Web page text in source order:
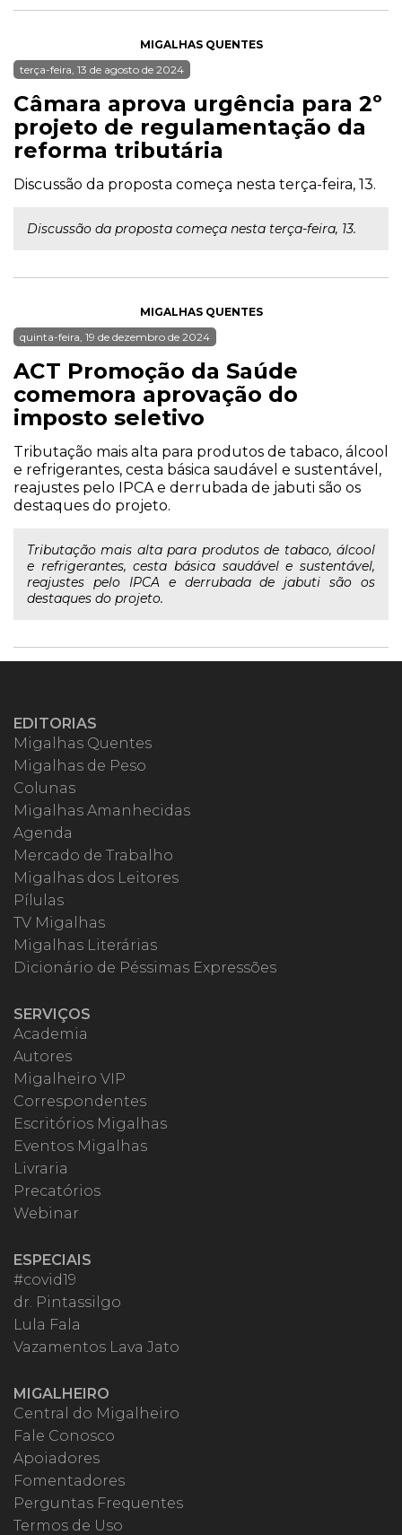
MIGALHAS QUENTES
terça-feira, 13 de agosto de 2024
Câmara aprova urgência para 2º
projeto de regulamentação da
reforma tributária
Discussão da proposta começa nesta terça-feira, 13.
Discussão da proposta começa nesta terça-feira, 13.
MIGALHAS QUENTES
quinta-feira, 19 de dezembro de 2024
ACT Promoção da Saúde
comemora aprovação do
imposto seletivo
Tributação mais alta para produtos de tabaco, álcool
e refrigerantes, cesta básica saudável e sustentável,
reajustes pelo IPCA e derrubada de jabuti são os
destaques do projeto.
Tributação mais alta para produtos de tabaco, álcool
e refrigerantes, cesta básica saudável e sustentável,
reajustes pelo IPCA e derrubada de jabuti são os
destaques do projeto.
EDITORIAS
Migalhas Quentes
Migalhas de Peso
Colunas
Migalhas Amanhecidas
Agenda
Mercado de Trabalho
Migalhas dos Leitores
Pílulas
TV Migalhas
Migalhas Literárias
Dicionário de Péssimas Expressões
SERVIÇOS
Academia
Autores
Migalheiro VIP
Correspondentes
Escritórios Migalhas
Eventos Migalhas
Livraria
Precatórios
Webinar
ESPECIAIS
#covid19
dr. Pintassilgo
Lula Fala
Vazamentos Lava Jato
MIGALHEIRO
Central do Migalheiro
Fale Conosco
Apoiadores
Fomentadores
Perguntas Frequentes
Termos de Uso